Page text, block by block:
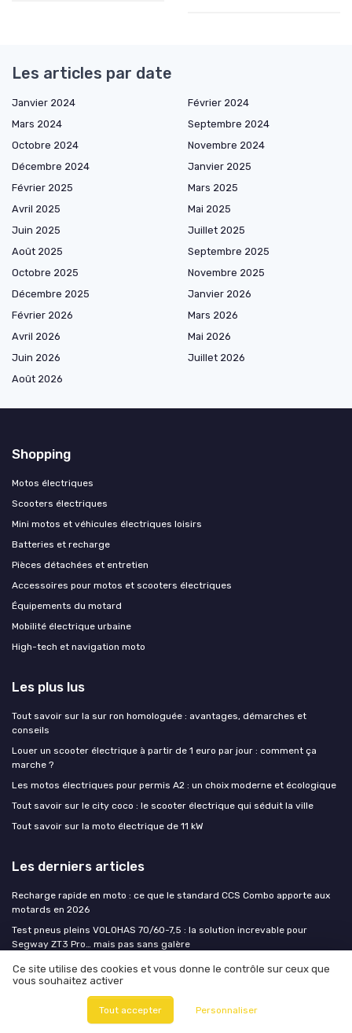
Les articles par date
Janvier 2024
Février 2024
Mars 2024
Septembre 2024
Octobre 2024
Novembre 2024
Décembre 2024
Janvier 2025
Février 2025
Mars 2025
Avril 2025
Mai 2025
Juin 2025
Juillet 2025
Août 2025
Septembre 2025
Octobre 2025
Novembre 2025
Décembre 2025
Janvier 2026
Février 2026
Mars 2026
Avril 2026
Mai 2026
Juin 2026
Juillet 2026
Août 2026
Shopping
Motos électriques
Scooters électriques
Mini motos et véhicules électriques loisirs
Batteries et recharge
Pièces détachées et entretien
Accessoires pour motos et scooters électriques
Équipements du motard
Mobilité électrique urbaine
High-tech et navigation moto
Les plus lus
Tout savoir sur la sur ron homologuée : avantages, démarches et
conseils
Louer un scooter électrique à partir de 1 euro par jour : comment ça
marche ?
Les motos électriques pour permis A2 : un choix moderne et écologique
Tout savoir sur le city coco : le scooter électrique qui séduit la ville
Tout savoir sur la moto électrique de 11 kW
Les derniers articles
Recharge rapide en moto : ce que le standard CCS Combo apporte aux
motards en 2026
Test pneus pleins VOLOHAS 70/60-7,5 : la solution increvable pour
Segway ZT3 Pro… mais pas sans galère
Test HITWAY H11 : une trottinette électrique puissante mais pas pour tout
le monde
Test NAVEE N65i : une trottinette costaud pour le quotidien, mais pas
faite pour les dos fragiles
Ce site utilise des cookies et vous donne le contrôle sur ceux que
vous souhaitez activer
Tout accepter Personnaliser